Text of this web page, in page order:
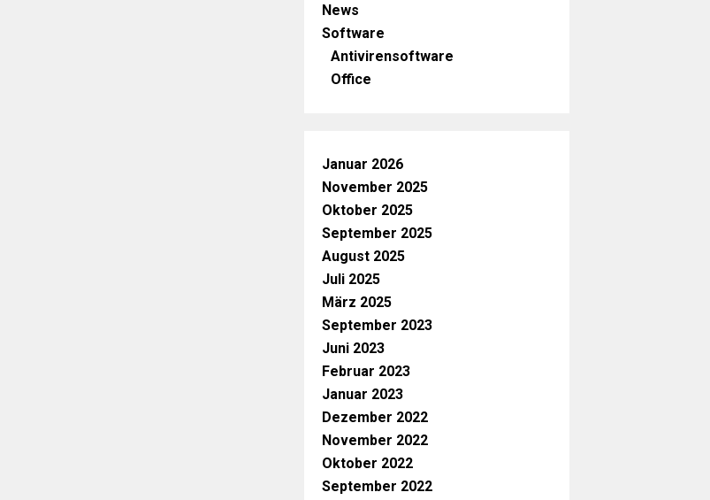
News
Software
Antivirensoftware
Office
Januar 2026
November 2025
Oktober 2025
September 2025
August 2025
Juli 2025
März 2025
September 2023
Juni 2023
Februar 2023
Januar 2023
Dezember 2022
November 2022
Oktober 2022
September 2022